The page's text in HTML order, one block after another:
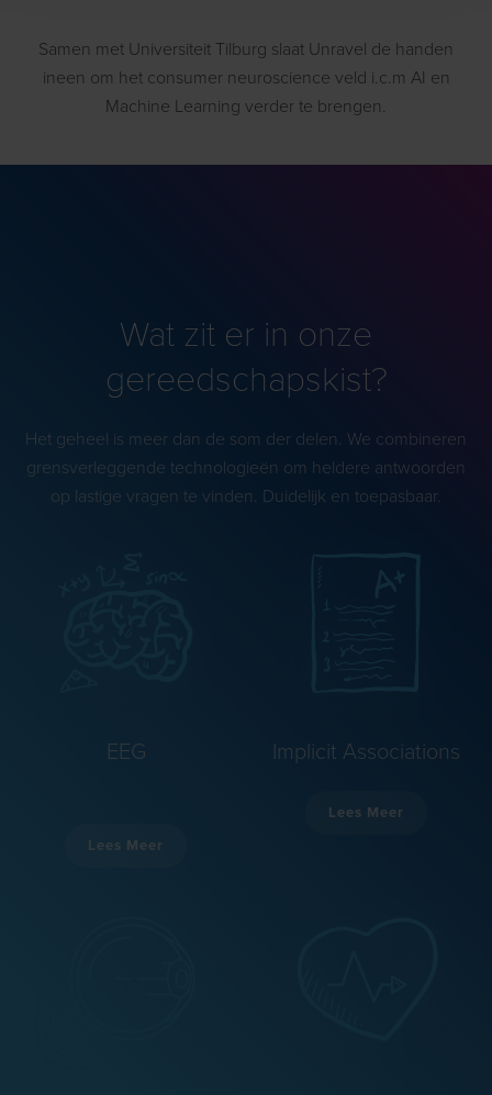
Samen met Universiteit Tilburg slaat Unravel de handen
ineen om het consumer neuroscience veld i.c.m AI en
Machine Learning verder te brengen.
Wat zit er in onze
gereedschapskist?
Het geheel is meer dan de som der delen. We combineren
grensverleggende technologieën om heldere antwoorden
op lastige vragen te vinden. Duidelijk en toepasbaar.
EEG
Lees Meer
Implicit Associations
Lees Meer